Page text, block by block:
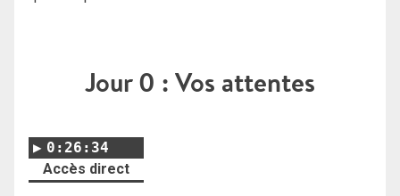
Jour 0 : Vos attentes
0:26:34
Accès direct